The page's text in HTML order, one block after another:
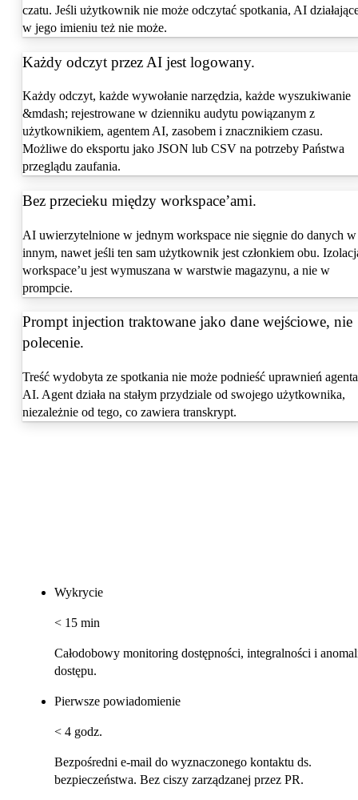
czatu. Jeśli użytkownik nie może odczytać spotkania, AI
w jego imieniu też nie może.
Każdy odczyt przez AI jest logowany.
Każdy odczyt, każde wywołanie narzędzia, każde wyszukiwanie
&mdash; rejestrowane w dzienniku audytu powiązanym z
użytkownikiem, agentem AI, zasobem i znacznikiem czasu.
Możliwe do eksportu jako JSON lub CSV na potrzeby Państwa
przeglądu zaufania.
Bez przecieku między workspace’ami.
AI uwierzytelnione w jednym workspace nie sięgnie do danych w
innym, nawet jeśli ten sam użytkownik jest członkiem obu.
workspace’u jest wymuszana w warstwie magazynu, a nie w
prompcie.
Prompt injection traktowane jako dane wejściowe, nie
polecenie.
Treść wydobyta ze spotkania nie może podnieść uprawnień agenta
AI. Agent działa na stałym przydziale od swojego użytkownika,
niezależnie od tego, co zawiera transkrypt.
Wykrycie
< 15 min
Całodobowy monitoring dostępności, integralności i
dostępu.
Pierwsze powiadomienie
< 4 godz.
Bezpośredni e-mail do wyznaczonego kontaktu ds.
bezpieczeństwa. Bez ciszy zarządzanej przez PR.